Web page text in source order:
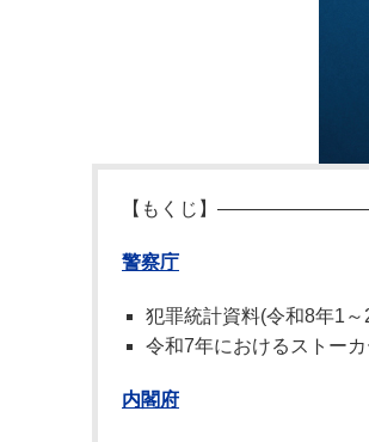
【もくじ】
警察庁
犯罪統計資料(令和8年1～
令和7年におけるストー
内閣府